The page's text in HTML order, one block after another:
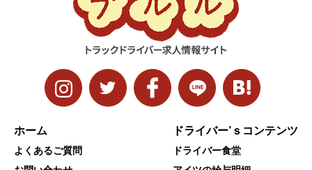
ホーム
よくあるご質問
ドライバー’ｓコンテンツ
ドライバー食堂